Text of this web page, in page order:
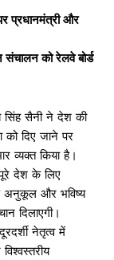
प्रधानमंत्री और
को रेलवे बोर्ड
सिंह सैनी ने देश की
को दिए जाने पर
व्यक्त किया है।
पूरे देश के लिए
अनुकूल और भविष्य
दिलाएगी।
नेतृत्व में